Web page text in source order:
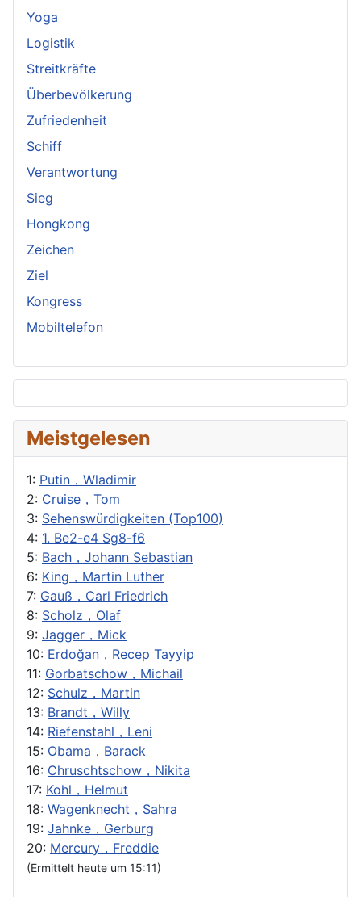
Yoga
Logistik
Streitkräfte
Überbevölkerung
Zufriedenheit
Schiff
Verantwortung
Sieg
Hongkong
Zeichen
Ziel
Kongress
Mobiltelefon
Meistgelesen
1: Putin，Wladimir
2: Cruise，Tom
3: Sehenswürdigkeiten (Top100)
4: 1. Be2-e4 Sg8-f6
5: Bach，Johann Sebastian
6: King，Martin Luther
7: Gauß，Carl Friedrich
8: Scholz，Olaf
9: Jagger，Mick
10: Erdoğan，Recep Tayyip
11: Gorbatschow，Michail
12: Schulz，Martin
13: Brandt，Willy
14: Riefenstahl，Leni
15: Obama，Barack
16: Chruschtschow，Nikita
17: Kohl，Helmut
18: Wagenknecht，Sahra
19: Jahnke，Gerburg
20: Mercury，Freddie
(Ermittelt heute um 15:11)